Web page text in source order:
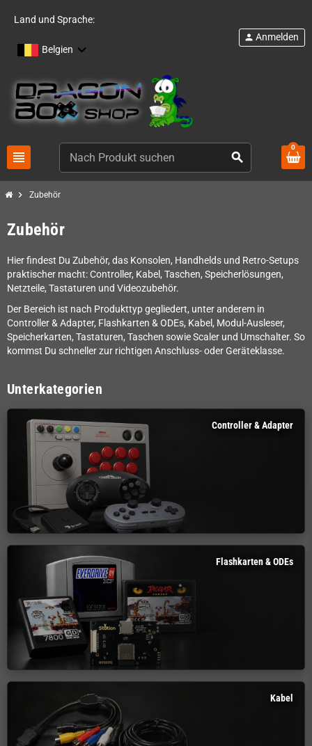
Land und Sprache:
Belgien
view_headline search
person Anmelden
0
chevron_right Zubehör
Zubehör
Hier findest Du Zubehör, das Konsolen, Handhelds und Retro-Setups
praktischer macht: Controller, Kabel, Taschen, Speicherlösungen,
Netzteile, Tastaturen und Videozubehör.
Der Bereich ist nach Produkttyp gegliedert, unter anderem in
Controller & Adapter, Flashkarten & ODEs, Kabel, Modul-Ausleser,
Speicherkarten, Tastaturen, Taschen sowie Scaler und Umschalter. So
kommst Du schneller zur richtigen Anschluss- oder Geräteklasse.
Unterkategorien
Controller & Adapter
Flashkarten & ODEs
Kabel